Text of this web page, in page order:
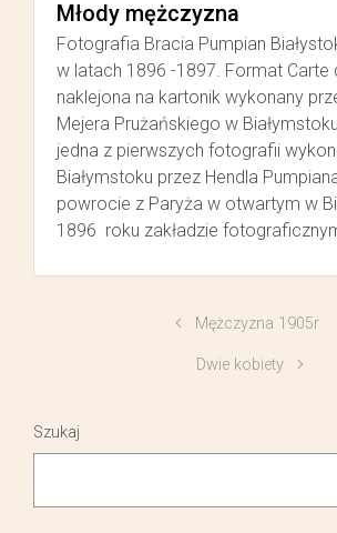
Młody mężczyzna
Fotografia Bracia Pumpian
w latach 1896 -1897. Format Carte
naklejona na kartonik wykonany
Mejera Prużańskiego w
jedna z pierwszych fotografii
Białymstoku przez Hendla
powrocie z Paryża w otwartym w
1896 roku zakładzie
Mężczyzna 1905r
Dwie kobiety
Szukaj